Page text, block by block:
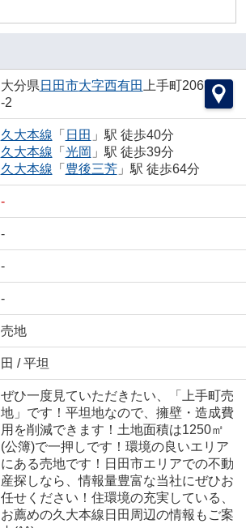
大分県日田市大字西有田上手町206
-2
久大本線 「 日田 」駅 徒歩40分
久大本線 「 光岡 」駅 徒歩39分
久大本線 「 豊後三芳」駅 徒歩64分
-
-
-
-
売地
田 / 平坦
ぜひ一度見ていただきたい、「上手町売
地」です！平坦地なので、擁壁・造成費
用を削減できます！土地面積は1250㎡
(公簿)で一押しです！環境の良いエリア
にある売地です！日田市エリアでの不動
産探しなら、情報量豊富な当社にぜひお
任せください！住環境の充実している、
お薦めの久大本線日田周辺の情報もご案